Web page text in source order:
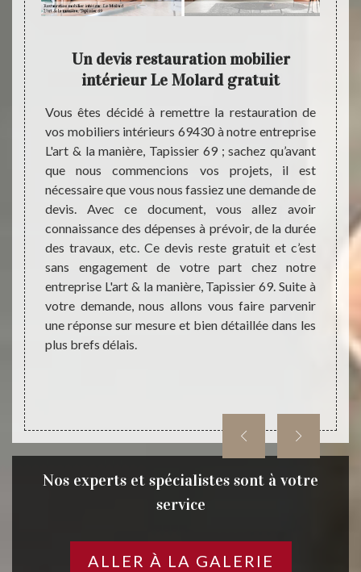
69
pour
en
dans
que
les
Un devis restauration mobilier
intérieur Le Molard gratuit
Vous êtes décidé à remettre la restauration de
vos mobiliers intérieurs 69430 à notre entreprise
L'art & la manière, Tapissier 69 ; sachez qu’avant
que nous commencions vos projets, il est
nécessaire que vous nous fassiez une demande de
devis. Avec ce document, vous allez avoir
connaissance des dépenses à prévoir, de la durée
des travaux, etc. Ce devis reste gratuit et c’est
sans engagement de votre part chez notre
entreprise L'art & la manière, Tapissier 69. Suite à
votre demande, nous allons vous faire parvenir
une réponse sur mesure et bien détaillée dans les
plus brefs délais.
une
une
ville
la
nos
L'art
Nos experts et spécialistes sont à votre
service
ALLER À LA GALERIE